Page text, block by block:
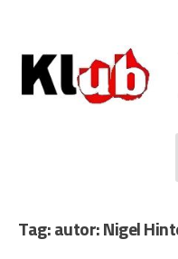
to
content
Tag: autor: Nigel